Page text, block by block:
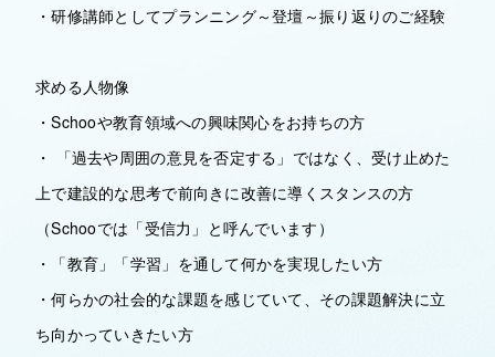
・研修講師としてプランニング～登壇～振り返りのご経験
求める人物像
・Schooや教育領域への興味関心をお持ちの方
・ 「過去や周囲の意見を否定する」ではなく、受け止めた
上で建設的な思考で前向きに改善に導くスタンスの方
（Schooでは「受信力」と呼んでいます）
・「教育」「学習」を通して何かを実現したい方
・何らかの社会的な課題を感じていて、その課題解決に立
ち向かっていきたい方